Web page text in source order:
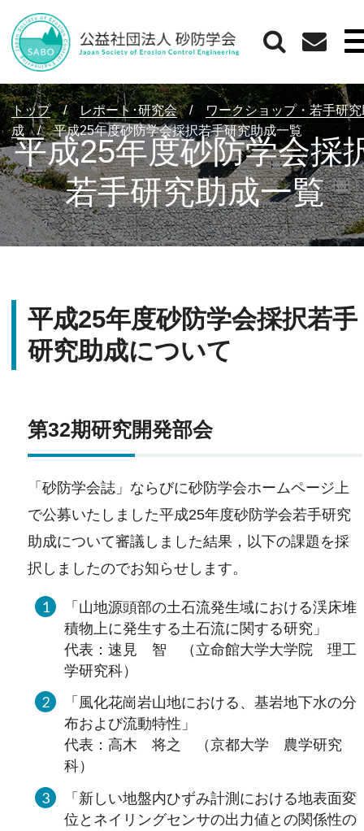
平成25年度砂防学会採
若手研究助成一覧
トップ / レポート･研究会 /
ワークショップ・若手研
成
/ 平成25年度砂防学会採択若手研究助成一覧
平成25年度砂防学会採択若手
研究助成について
第32期研究開発部会
「砂防学会誌」ならびに砂防学会ホームページ上
で公募いたしました平成25年度砂防学会若手研究
助成について審議しました結果，以下の課題を採
択しましたのでお知らせします。
「山地源頭部の土石流発生域における渓床堆
積物上に発生する土石流に関する研究」
代表：速見 智 （立命館大学大学院 理工
学研究科）
「風化花崗岩山地における、基岩地下水の分
布および流動特性」
代表：高木 将之 （京都大学 農学研究
科）
「新しい地盤内ひずみ計測における地表面変
位とネイリングセンサの出力値との関係性の